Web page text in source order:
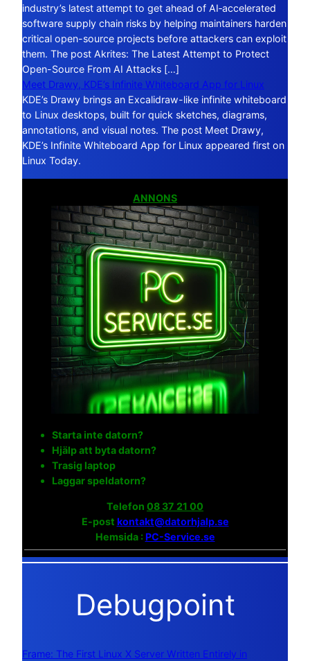
industry’s latest attempt to get ahead of AI‑accelerated
software supply chain risks by helping maintainers harden
critical open-source projects before attackers can exploit
them. The post Akrites: The Latest Attempt to Protect
Open-Source From AI Attacks […]
Meet Drawy, KDE’s Infinite Whiteboard App for Linux
KDE’s Drawy brings an Excalidraw-like infinite whiteboard
to Linux desktops, built for quick sketches, diagrams,
annotations, and visual notes. The post Meet Drawy,
KDE’s Infinite Whiteboard App for Linux appeared first on
Linux Today.
ANNONS
Starta inte datorn?
Hjälp att byta datorn?
Trasig laptop
Laggar speldatorn?
Telefon 08 37 21 00
E-post kontakt@datorhjalp.se
Hemsida :PC-Service.se
Debugpoint
Frame: The First Linux X Server Written Entirely in